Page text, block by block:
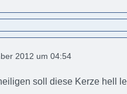
2012 um 04:54
soll diese Kerze hell